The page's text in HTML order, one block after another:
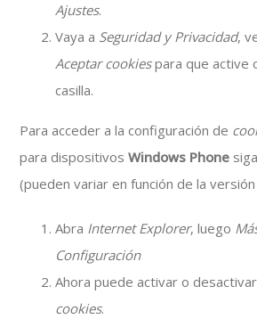
Ajustes.
Vaya a Seguridad y Privacidad,
Aceptar cookiespara que active
casilla.
Para acceder a la configuración de
para dispositivosWindows Phone
(pueden variar en función de la
Abra Internet Explorer, luego
Configuración
Ahora puede activar o
cookies.